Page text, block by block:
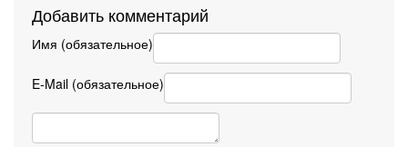
Добавить комментарий
Имя (обязательное)
E-Mail (обязательное)